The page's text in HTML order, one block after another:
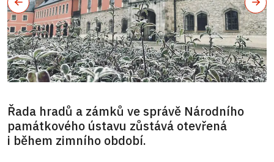
Řada hradů a zámků ve správě Národního
památkového ústavu zůstává otevřená
i během zimního období.